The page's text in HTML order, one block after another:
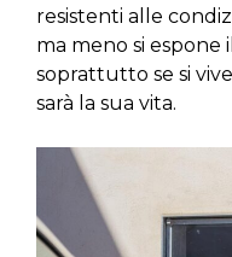
resistenti alle
ma meno si
soprattutto se si
sarà la sua vita.